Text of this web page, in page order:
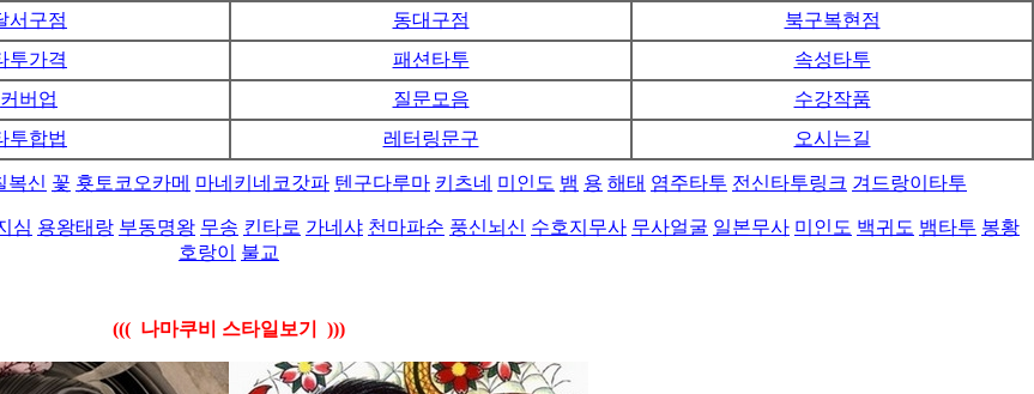
서구점 동대구점
북구복현점
투가격 패션타투
속성타투
커버업 질문모음
수강작품
투합법 레터링문구 오시는길
복신 꽃 횻토코오카메 마네키네코갓파 텐구다루마 키츠네 미인도 뱀 용 해태 염주타투 전신타투링크 겨드랑이타투
심 용왕태랑 부동명왕 무송 킨타로 가네샤 천마파순 풍신뇌신 수호지무사 무사얼굴 일본무사 미인도 백귀도 뱀타투 봉황
호랑이
불교
((( 나마쿠비 스타일보기 )))